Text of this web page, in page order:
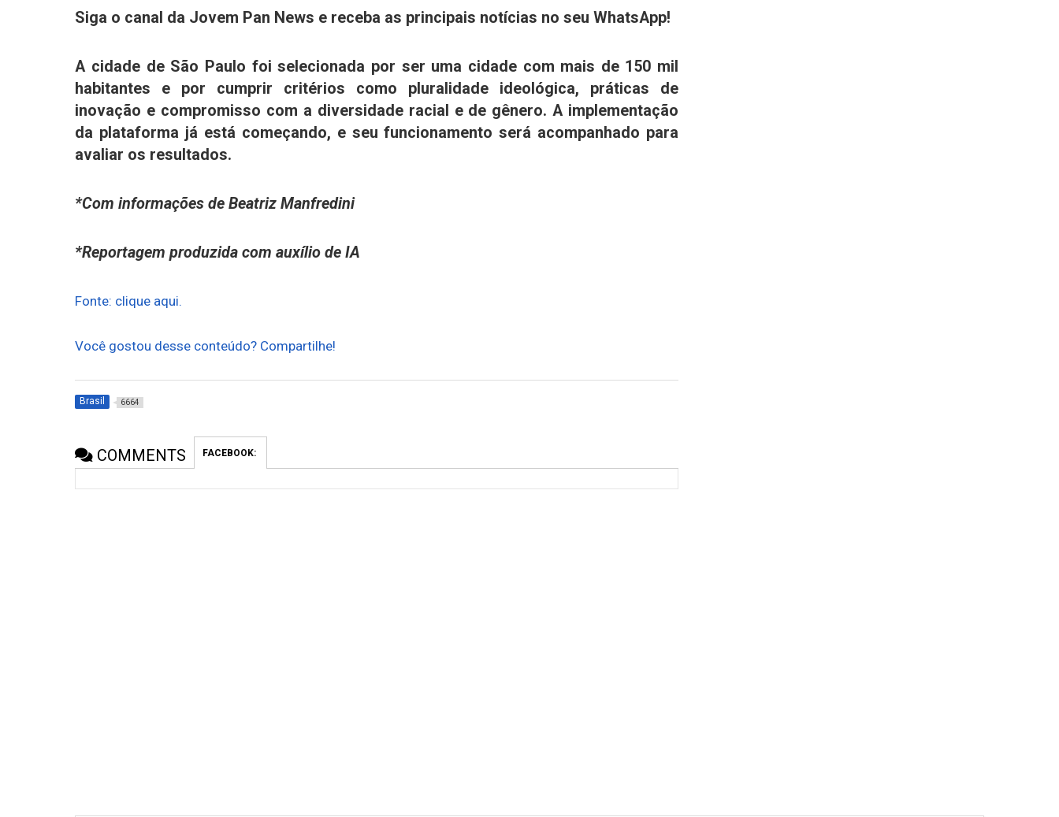
Siga o canal da Jovem Pan News e receba as principais notícias no seu WhatsApp!
A cidade de São Paulo foi selecionada por ser uma cidade com mais de 150 mil
habitantes e por cumprir critérios como pluralidade ideológica, práticas de
inovação e compromisso com a diversidade racial e de gênero. A implementação
da plataforma já está começando, e seu funcionamento será acompanhado para
avaliar os resultados.
*Com informações de Beatriz Manfredini
*Reportagem produzida com auxílio de IA
Fonte: clique aqui.
Você gostou desse conteúdo? Compartilhe!
Brasil 6664
COMMENTS FACEBOOK: